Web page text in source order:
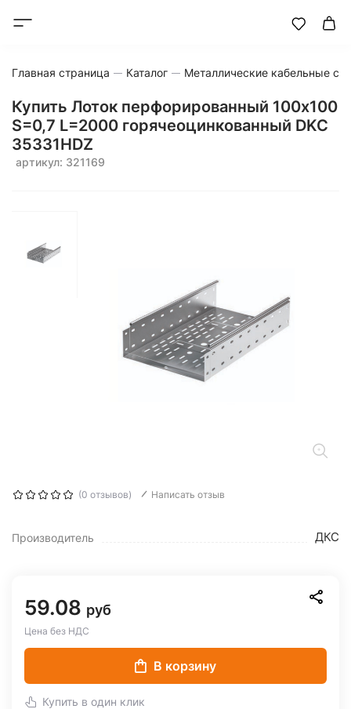
Главная страница Каталог Металлические кабельные
Купить Лоток перфорированный 100x100
S=0,7 L=2000 горячеоцинкованный DKC
35331HDZ
артикул: 321169
(0 отзывов) Написать отзыв
Производитель ДКС
59.08 руб
Цена без НДС
В корзину
Купить в один клик